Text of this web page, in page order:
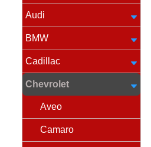
Audi
BMW
Cadillac
Chevrolet
Aveo
Camaro